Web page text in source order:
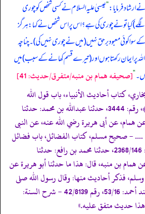
نے ارشاد فرمایا:”عیسیٰ علیہ السلام نے کسی شخص کو چوری
کیا تو نے چوری کی ہے؟ اس پر اس شخص نے کہا: ہرگز
کوئی معبود برحق نہیں (میں نے چوری نہیں کی)۔ چناچہ
اللہ پر ایمان رکھتا ہوں اور (تیرے قسم کھانے کے سبب) میں
“[صحيفه همام بن منبه/متفرق/حدیث: 41]
كتاب أحاديث الأنبياء، باب قول الله
﴿وَاذْكُرْ فِيْ الْكِتٰبِ مَرْيَمَ﴾، رقم: 3444، حدثنا عبدالله بن محمد: حدثنا
همام، عن أبى هريرة رضي الله عنه، عن النبى
.... - صحيح مسلم، كتاب الفضائل، باب فضائل
عيسىٰ عليه السلام، رقم: 2368/146، حدثنا محمد بن رافع: حدثنا
همام بن منبه، قال: هذا ما حدثنا أبو هريرة عن
فذكر أحاديث منها: وقال رسول الله صلى
الله عليه وسلم .... - مسند أحمد: 53/16، رقم 42/8139 - شرح السنة: